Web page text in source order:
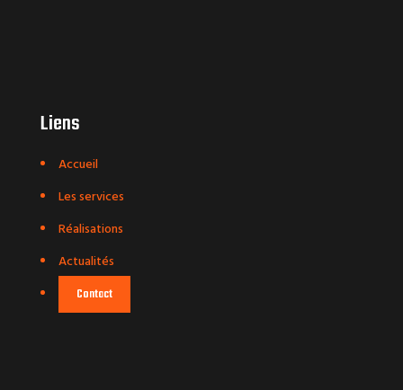
Liens
Accueil
Les services
Réalisations
Actualités
Contact